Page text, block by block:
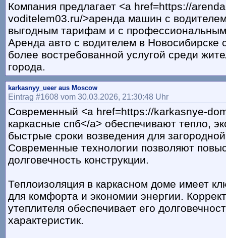
Компания предлагает <a href=https://
voditelem03.ru/>аренда машин с
выгодным тарифам и с
Аренда авто с водителем в Новосибирске
более востребованной услугой среди
города.
karkasnyy_ueer aus Moscow
Eintrag #1608 vom 30.03.2026, 21:30:48 Uhr
Современный <a href=https://karkasnye-
каркасные спб</a> обеспечивают тепло,
быстрые сроки возведения для
Современные технологии позволяют
долговечность конструкции.
Теплоизоляция в каркасном доме имеет
для комфорта и экономии энергии.
утеплителя обеспечивает его
характеристик.